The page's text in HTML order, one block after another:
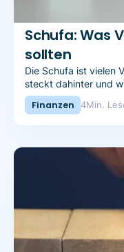
Schufa: Was
sollten
Die Schufa ist vielen
steckt dahinter und
Kreditwürdigkeit?
Finanzen 4Min.